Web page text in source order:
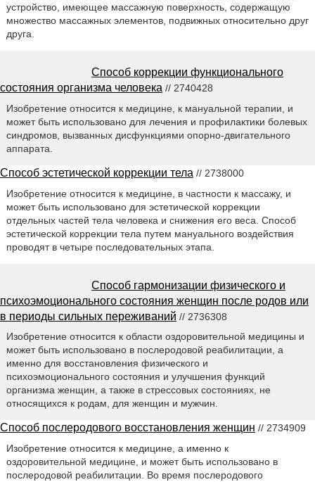
устройство, имеющее массажную поверхность, содержащую
множество массажных элементов, подвижных относительно друг
друга.
Способ коррекции функционального
состояния организма человека // 2740428
Изобретение относится к медицине, к мануальной терапии, и
может быть использовано для лечения и профилактики болевых
синдромов, вызванных дисфункциями опорно-двигательного
аппарата.
Способ эстетической коррекции тела // 2738000
Изобретение относится к медицине, в частности к массажу, и
может быть использовано для эстетической коррекции
отдельных частей тела человека и снижения его веса. Способ
эстетической коррекции тела путем мануального воздействия
проводят в четыре последовательных этапа.
Способ гармонизации физического и
психоэмоционального состояния женщин после родов или
в периоды сильных переживаний // 2736308
Изобретение относится к области оздоровительной медицины и
может быть использовано в послеродовой реабилитации, а
именно для восстановления физического и
психоэмоционального состояния и улучшения функций
организма женщин, а также в стрессовых состояниях, не
относящихся к родам, для женщин и мужчин.
Способ послеродового восстановления женщин // 2734909
Изобретение относится к медицине, а именно к
оздоровительной медицине, и может быть использовано в
послеродовой реабилитации. Во время послеродового